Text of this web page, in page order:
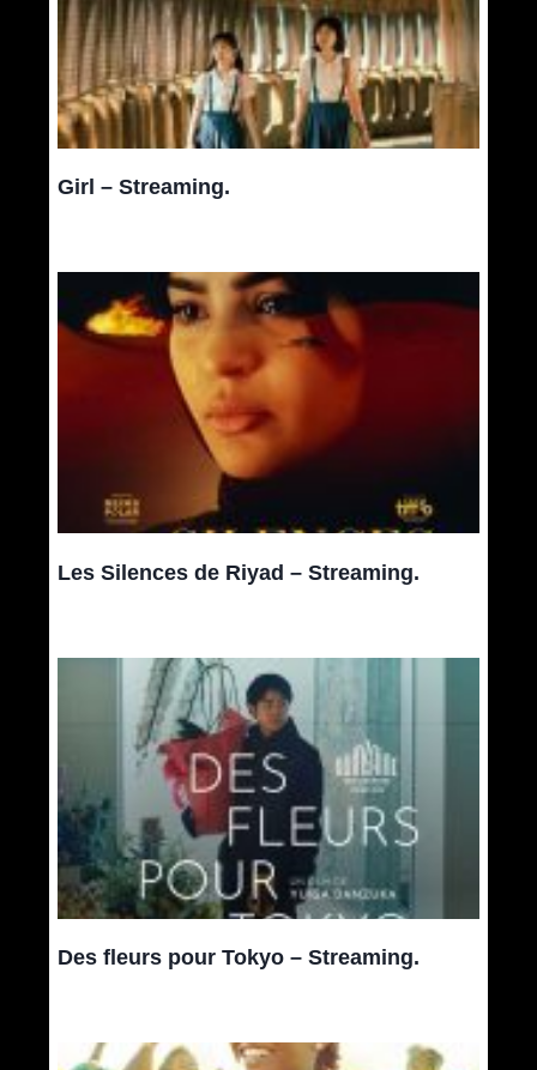
Girl – Streaming.
Les Silences de Riyad – Streaming.
Des fleurs pour Tokyo – Streaming.